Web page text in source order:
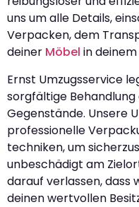
uns um alle Details,
Verpacken, dem
deiner Möbel in deinem
Ernst Umzugsservice
sorgfältige
Gegenstände. Unsere
professionelle
techniken, um
unbeschädigt am
darauf verlassen,
deinen wertvollen